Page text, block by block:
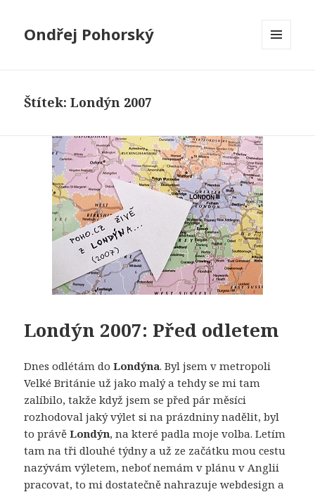
Ondřej Pohorský
Štítek:Londýn 2007
Londýn 2007: Před odletem
Dnes odlétám doLondýna. Byl jsem v metropoli
Velké Británie už jako malý a tehdy se mi tam
zalíbilo, takže když jsem se před pár měsíci
rozhodoval jaký výlet si na prázdniny nadělit, byl
to právěLondýn, na které padla moje volba. Letím
tam na tři dlouhé týdny a už ze začátku mou cestu
nazývám výletem, neboť nemám v plánu v Anglii
pracovat, to mi dostatečně nahrazuje webdesign a